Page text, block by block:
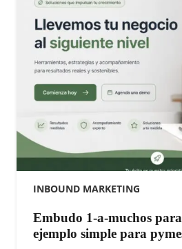
INBOUND MARKETING
Embudo 1-a-muchos
ejemplo simple para